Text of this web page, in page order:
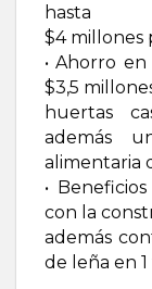
hasta
$4 millones
• Ahorro
$3,5
huertas
además
alimentaria
•
con la
además
de leña en